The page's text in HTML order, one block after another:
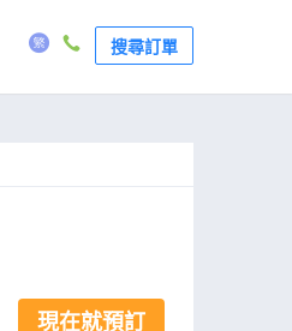
搜尋訂單
現在就預訂